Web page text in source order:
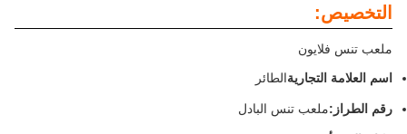
التخصيص:
ملعب تنس فلايون
اسم العلامة التجاريةالطائر
رقم الطراز: ملعب تنس البادل